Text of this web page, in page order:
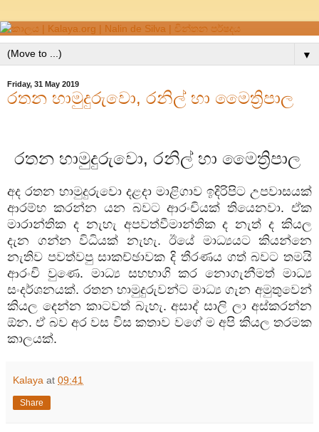
▼
Friday, 31 May 2019
රතන හාමුදුරුවො, රනිල් හා මෛත්‍රිපාල
රතන හාමුදුරුවො, රනිල් හා මෛත්‍රිපාල
අද රතන හාමුදුරුවො දළදා මාළිගාව ඉදිරිපිට උපවාසයක්
ආරම්භ කරන්න යන බවට ආරංචියක් තියෙනවා. ඒක
මාරාන්තික ද නැහැ අපවත්වීමාන්තික ද නැත් ද කියල
දැන ගන්න විධියක් නැහැ. ඊයේ මාධ්‍යයට කියන්නෙ
නැතිව පවත්වපු සාකච්ඡාවක දි තීරණය ගත් බවට තමයි
ආරංචි වුණෙ. මාධ්‍ය සහභාගි කර නොගැනීමත් මාධ්‍ය
සංදර්ශනයක්. රතන හාමුදුරුවන්ට මාධ්‍ය ගැන අමුතුවෙන්
කියල දෙන්න කාටවත් බැහැ. අසාද් සාලි ලා අස්කරන්න
ඕන. ඒ බව අර වස විස කතාව වගේ ම අපි කියල තරමක
කාලයක්.
Kalaya at 09:41
Share